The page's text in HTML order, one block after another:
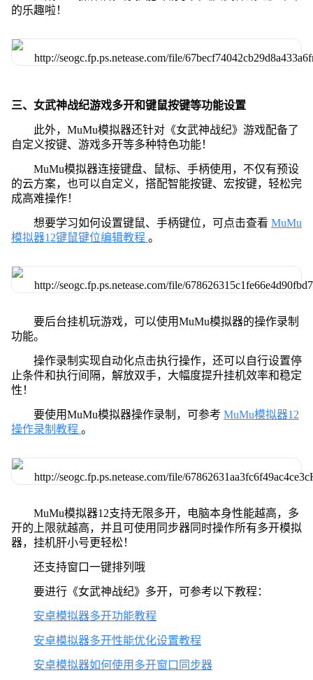
的乐趣啦！
三、女武神战纪游戏多开和键鼠按键等功能设置
此外，MuMu模拟器还针对《女武神战纪》游戏配备了
自定义按键、游戏多开等多种特色功能！
MuMu模拟器连接键盘、鼠标、手柄使用，不仅有预设
的云方案，也可以自定义，搭配智能按键、宏按键，轻松完
成高难操作！
想要学习如何设置键鼠、手柄键位，可点击查看 MuMu
模拟器12键鼠键位编辑教程 。
要后台挂机玩游戏，可以使用MuMu模拟器的操作录制
功能。
操作录制实现自动化点击执行操作，还可以自行设置停
止条件和执行间隔，解放双手，大幅度提升挂机效率和稳定
性！
要使用MuMu模拟器操作录制，可参考 MuMu模拟器12
操作录制教程 。
MuMu模拟器12支持无限多开，电脑本身性能越高，多
开的上限就越高，并且可使用同步器同时操作所有多开模拟
器，挂机肝小号更轻松！
还支持窗口一键排列哦
要进行《女武神战纪》多开，可参考以下教程：
安卓模拟器多开功能教程
安卓模拟器多开性能优化设置教程
安卓模拟器如何使用多开窗口同步器